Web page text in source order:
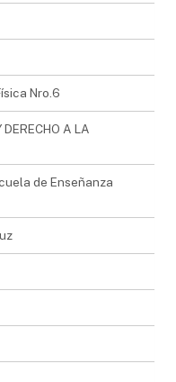
Nro.6
DERECHO A LA
de Enseñanza